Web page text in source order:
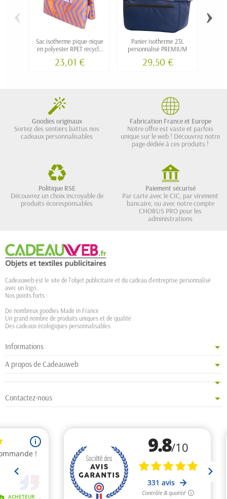
Sac isotherme pique-nique
en polyester RPET recyclé
23,01 €
Panier isotherme 23L
personnalisé PREMIUM
29,50 €
‹ ›
Goodies originaux
Sortez des sentiers battus nos
cadeaux personnalisables
Fabrication France et Europe
Notre offre est vaste et parfois
unique sur le web ! Découvrez notre
page dédiée à ces produits !
Politique RSE
Découvrez un choix incroyable de
produits écoresponsables
Paiement sécurisé
Par carte avec le CIC, par virement
bancaire, ou avec notre compte
CHORUS PRO pour les
administrations
Cadeauweb est le site de l'objet publicitaire et du cadeau d'entreprise personnalisé
avec un logo.
Nos points forts :
De nombreux goodies Made in France
Un grand nombre de produits uniques et de qualité
Des cadeaux écologiques personnalisables
Informations
A propos de Cadeauweb
Contactez-nous